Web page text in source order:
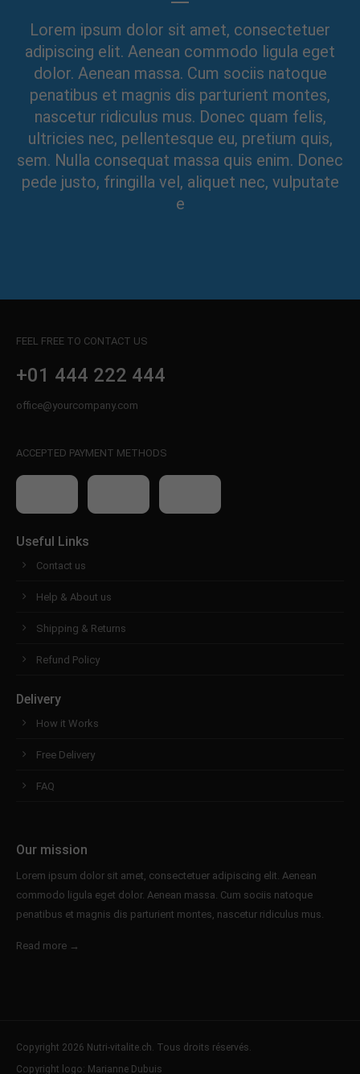
Lorem ipsum dolor sit amet, consectetuer
adipiscing elit. Aenean commodo ligula eget
dolor. Aenean massa. Cum sociis natoque
penatibus et magnis dis parturient montes,
nascetur ridiculus mus. Donec quam felis,
ultricies nec, pellentesque eu, pretium quis,
sem. Nulla consequat massa quis enim. Donec
pede justo, fringilla vel, aliquet nec, vulputate
e
FEEL FREE TO CONTACT US
+01 444 222 444
office@yourcompany.com
ACCEPTED PAYMENT METHODS
Useful Links
Contact us
Help & About us
Shipping & Returns
Refund Policy
Delivery
How it Works
Free Delivery
FAQ
Our mission
Lorem ipsum dolor sit amet, consectetuer adipiscing elit. Aenean
commodo ligula eget dolor. Aenean massa. Cum sociis natoque
penatibus et magnis dis parturient montes, nascetur ridiculus mus.
Read more →
Copyright 2026 Nutri-vitalite.ch. Tous droits réservés.
Copyright logo: Marianne Dubuis